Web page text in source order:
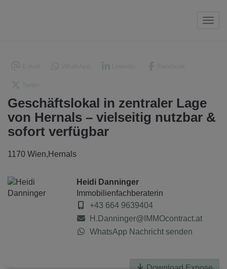
Geschäftslokal in zentraler Lage
von Hernals – vielseitig nutzbar &
sofort verfügbar
1170 Wien,Hernals
Heidi Danninger
Immobilienfachberaterin
+43 664 9639404
H.Danninger@IMMOcontract.at
WhatsApp Nachricht senden